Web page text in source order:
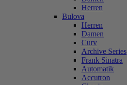
Herren
Bulova
Herren
Damen
Curv
Archive Series
Frank Sinatra
Automatik
Accutron